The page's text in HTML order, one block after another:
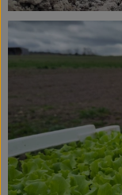
Haltbares
Getränke
So geht's
Über uns